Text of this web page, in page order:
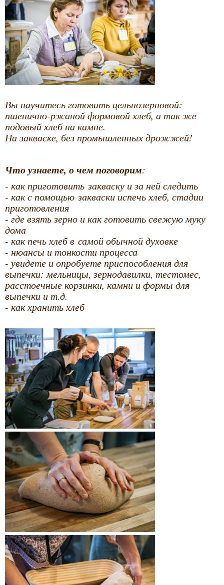
Вы научитесь готовить цельнозерновой:
пшенично-ржаной формовой хлеб, а так же
подовый хлеб на камне.
На закваске, без промышленных дрожжей!
Что узнаете, о чем поговорим:
- как приготовить закваску и за ней следить
- как с помощью закваски испечь хлеб, стадии
приготовления
- где взять зерно и как готовить свежую муку
дома
- как печь хлеб в самой обычной духовке
- нюансы и тонкости процесса
- увидете и опробуете приспособления для
выпечки: мельницы, зернодавилки, тестомес,
расстоечные корзинки, камни и формы для
выпечки и т.д.
- как хранить хлеб